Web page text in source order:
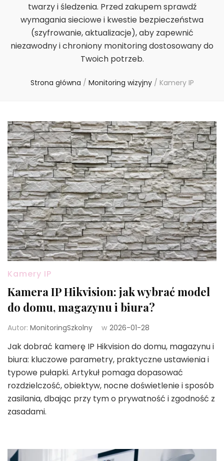
twarzy i śledzenia. Przed zakupem sprawdź
wymagania sieciowe i kwestie bezpieczeństwa
(szyfrowanie, aktualizacje), aby zapewnić
niezawodny i chroniony monitoring dostosowany do
Twoich potrzeb.
Strona główna / Monitoring wizyjny / Kamery IP
Kamery IP
Kamera IP Hikvision: jak wybrać model
do domu, magazynu i biura?
Autor: MonitoringSzkolny w 2026-01-28
Jak dobrać kamerę IP Hikvision do domu, magazynu i
biura: kluczowe parametry, praktyczne ustawienia i
typowe pułapki. Artykuł pomaga dopasować
rozdzielczość, obiektyw, nocne doświetlenie i sposób
zasilania, dbając przy tym o prywatność i zgodność z
zasadami.